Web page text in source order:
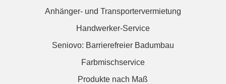
Anhänger- und Transportervermietung
Handwerker-Service
Seniovo: Barrierefreier Badumbau
Farbmischservice
Produkte nach Maß